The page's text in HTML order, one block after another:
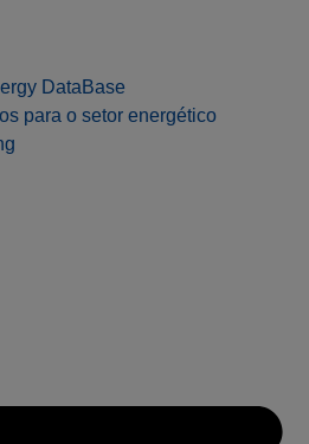
DataBase
para o setor energético